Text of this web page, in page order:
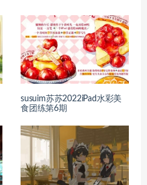
susuim苏苏2022iPad水彩美
食团练第6期